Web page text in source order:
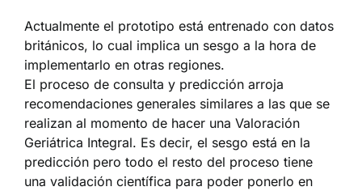
Actualmente el prototipo está entrenado con datos
británicos, lo cual implica un sesgo a la hora de
implementarlo en otras regiones.
El proceso de consulta y predicción arroja
recomendaciones generales similares a las que se
realizan al momento de hacer una Valoración
Geriátrica Integral. Es decir, el sesgo está en la
predicción pero todo el resto del proceso tiene
una validación científica para poder ponerlo en